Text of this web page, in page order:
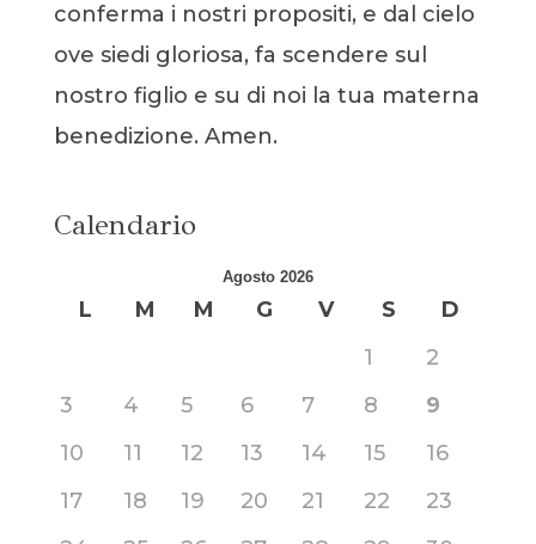
conferma i nostri propositi, e dal cielo
ove siedi gloriosa, fa scendere sul
nostro figlio e su di noi la tua materna
benedizione. Amen.
Calendario
Agosto 2026
L M M G V S
D
1
2
3
4 5 6 7 8
9
10
11 12 13 14 15
16
17
18 19 20 21 22
23